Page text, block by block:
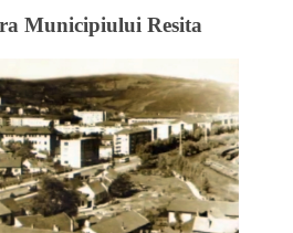
Municipiului Resita